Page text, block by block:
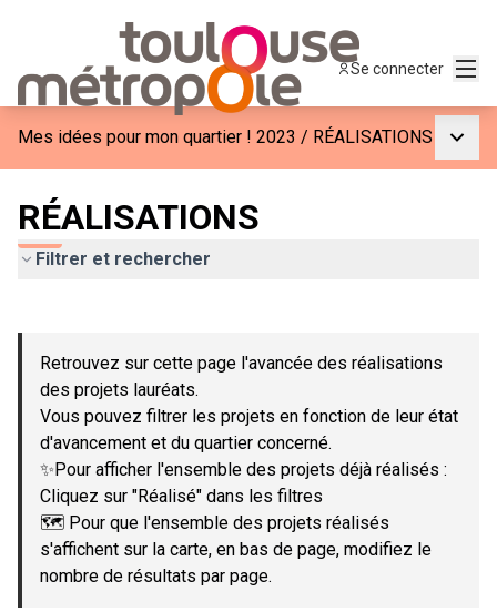
Se connecter
Mes idées pour mon quartier ! 2023 / RÉALISATIONS
RÉALISATIONS
Filtrer et rechercher
−
Retrouvez sur cette page l'avancée des réalisations
des projets lauréats.
Vous pouvez filtrer les projets en fonction de leur état
d'avancement et du quartier concerné.
✨Pour afficher l'ensemble des projets déjà réalisés :
Cliquez sur "Réalisé" dans les filtres
🗺️ Pour que l'ensemble des projets réalisés
s'affichent sur la carte, en bas de page, modifiez le
nombre de résultats par page.